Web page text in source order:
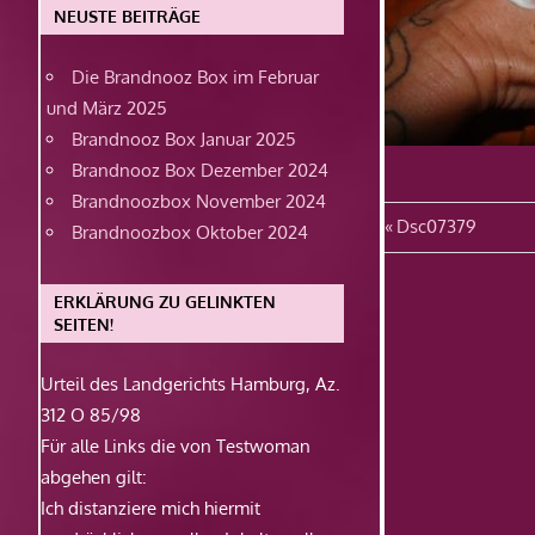
Vorheriger
Beitrag:
Dsc07379
NEUSTE BEITRÄGE
Die Brandnooz Box im Februar
und März 2025
Brandnooz Box Januar 2025
Brandnooz Box Dezember 2024
Brandnoozbox November 2024
Brandnoozbox Oktober 2024
ERKLÄRUNG ZU GELINKTEN
SEITEN!
Urteil des Landgerichts Hamburg, Az.
312 O 85/98
Für alle Links die von Testwoman
abgehen gilt:
Ich distanziere mich hiermit